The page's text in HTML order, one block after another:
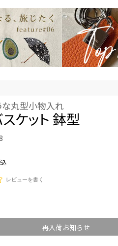
な丸型小物入れ
ケット 鉢型
レビューを書く
再入荷お知らせ